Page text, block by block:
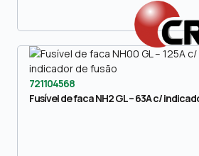
721104568
Fusível de faca NH2 GL – 63A c/